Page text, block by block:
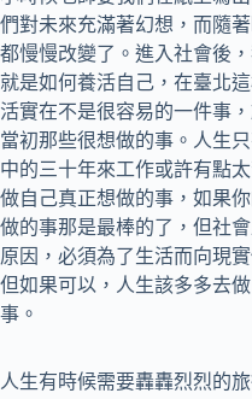
們對未來充滿著幻想，而隨
都慢慢改變了。進入社會後
就是如何養活自己，在臺北
活實在不是很容易的一件事
當初那些很想做的事。人生
中的三十年來工作或許有點
做自己真正想做的事，如果
做的事那是最棒的了，但社
原因，必須為了生活而向現
但如果可以，人生該多多去
事。
人生有時候需要轟轟烈烈的